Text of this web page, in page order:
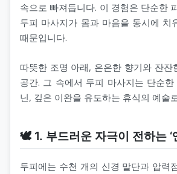
속으로 빠져듭니다. 이 경험은 단순한
두피 마사지가 몸과 마음을 동시에 치
때문입니다.
따뜻한 조명 아래, 은은한 향기와 잔잔
공간. 그 속에서 두피 마사지는 단순한
닌, 깊은 이완을 유도하는 휴식의 예술
🕊️ 1. 부드러운 자극이 전하는 ‘
두피에는 수천 개의 신경 말단과 압력